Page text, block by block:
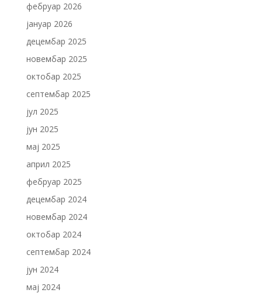
фебруар 2026
јануар 2026
децембар 2025
новембар 2025
октобар 2025
септембар 2025
јул 2025
јун 2025
мај 2025
април 2025
фебруар 2025
децембар 2024
новембар 2024
октобар 2024
септембар 2024
јун 2024
мај 2024